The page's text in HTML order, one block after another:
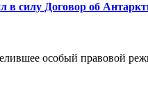
в силу Договор об
особый правовой